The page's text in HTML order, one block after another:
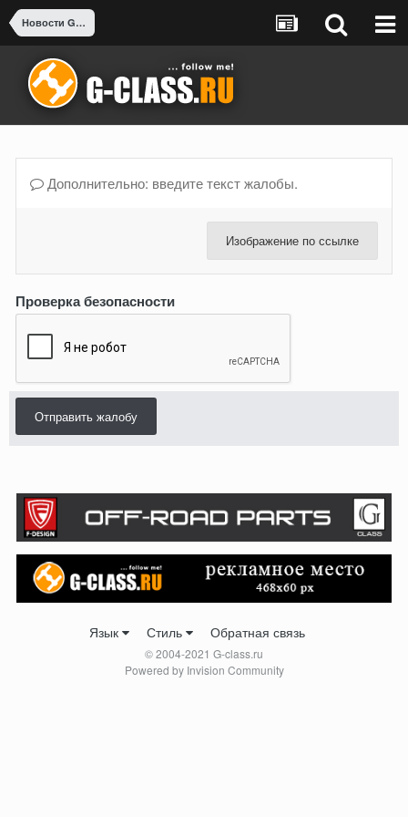
Новости G-class
Дополнительно: введите текст жалобы.
Изображение по ссылке
Проверка безопасности
Отправить жалобу
Язык Стиль Обратная связь
© 2004-2021 G-class.ru
Powered by Invision Community